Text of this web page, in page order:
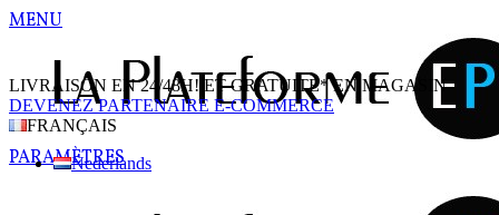
MENU
PARAMÈTRES
LIVRAISON EN 24/48H! ET GRATUITE* EN MAGASIN
DEVENEZ PARTENAIRE E-COMMERCE
FRANÇAIS
Nederlands